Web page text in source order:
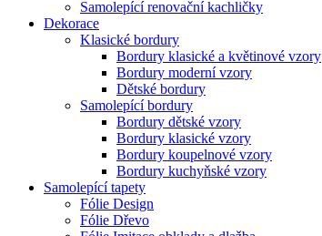
Samolepící renovační kachličky
Dekorace
Klasické bordury
Bordury klasické a květinové vzory
Bordury moderní vzory
Dětské bordury
Samolepící bordury
Bordury dětské vzory
Bordury klasické vzory
Bordury koupelnové vzory
Bordury kuchyňské vzory
Samolepící tapety
Fólie Design
Fólie Dřevo